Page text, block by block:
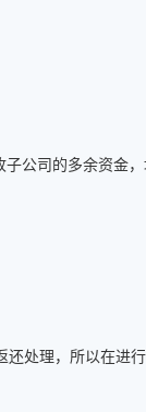
公司的多余资金
处理，所以在进